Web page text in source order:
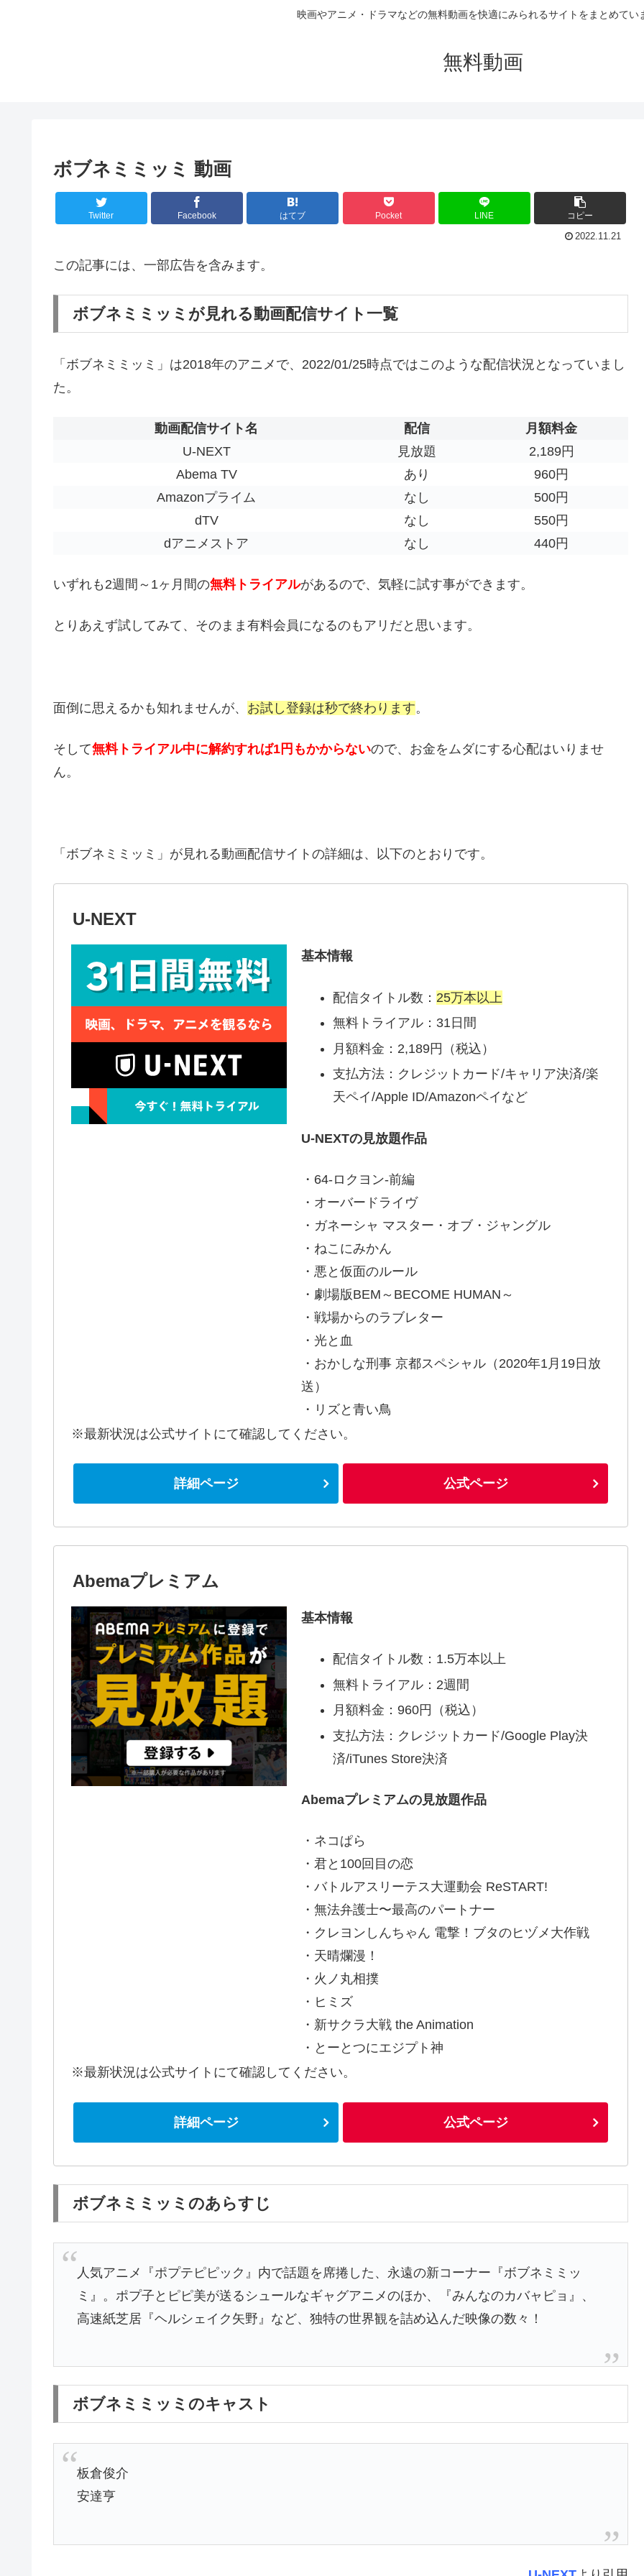
映画やアニメ・ドラマなどの無料動画を快適にみられるサイトをまとめてい
無料動画
ボブネミミッミ 動画
Twitter Facebook はてブ Pocket LINE コピー
2022.11.21
この記事には、一部広告を含みます。
ボブネミミッミが見れる動画配信サイト一覧
「ボブネミミッミ」は2018年のアニメで、2022/01/25時点ではこのような配信状況となっていまし
た。
動画配信サイト名 配信
月額料金
U-NEXT
見放題
2,189円
Abema TV
あり
960円
Amazonプライム
なし
500円
dTV
なし
550円
dアニメストア
なし 440円
いずれも2週間～1ヶ月間の無料トライアルがあるので、気軽に試す事ができます。
とりあえず試してみて、そのまま有料会員になるのもアリだと思います。
面倒に思えるかも知れませんが、 お試し登録は秒で終わります。
そして無料トライアル中に解約すれば1円もかからないので、お金をムダにする心配はいりませ
ん。
「ボブネミミッミ」が見れる動画配信サイトの詳細は、以下のとおりです。
U-NEXT
基本情報
配信タイトル数： 25万本以上
無料トライアル：31日間
月額料金：2,189円（税込）
支払方法：クレジットカード/キャリア決済/楽
天ペイ/Apple ID/Amazonペイなど
U-NEXTの見放題作品
・64-ロクヨン-前編
・オーバードライヴ
・ガネーシャ マスター・オブ・ジャングル
・ねこにみかん
・悪と仮面のルール
・劇場版BEM～BECOME HUMAN～
・戦場からのラブレター
・光と血
・おかしな刑事 京都スペシャル（2020年1月19日放
送）
・リズと青い鳥
※最新状況は公式サイトにて確認してください。
詳細ページ 公式ページ
Abemaプレミアム
基本情報
配信タイトル数：1.5万本以上
無料トライアル：2週間
月額料金：960円（税込）
支払方法：クレジットカード/Google Play決
済/iTunes Store決済
Abemaプレミアムの見放題作品
・ネコぱら
・君と100回目の恋
・バトルアスリーテス大運動会 ReSTART!
・無法弁護士〜最高のパートナー
・クレヨンしんちゃん 電撃！ブタのヒヅメ大作戦
・天晴爛漫！
・火ノ丸相撲
・ヒミズ
・新サクラ大戦 the Animation
・とーとつにエジプト神
※最新状況は公式サイトにて確認してください。
詳細ページ 公式ページ
ボブネミミッミのあらすじ
人気アニメ『ポプテピピック』内で話題を席捲した、永遠の新コーナー『ボブネミミッ
ミ』。ポプ子とピピ美が送るシュールなギャグアニメのほか、『みんなのカバャピョ』、
高速紙芝居『ヘルシェイク矢野』など、独特の世界観を詰め込んだ映像の数々！
ボブネミミッミのキャスト
板倉俊介
安達亨